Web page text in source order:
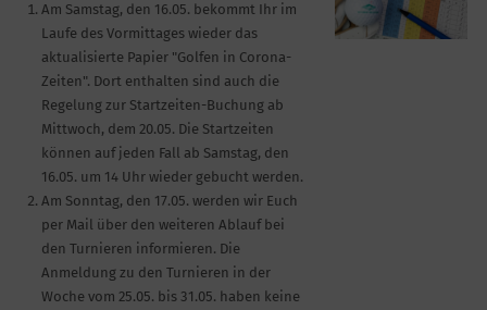
Am Samstag, den 16.05. bekommt Ihr im
Laufe des Vormittages wieder das
aktualisierte Papier "Golfen in Corona-
Zeiten". Dort enthalten sind auch die
Regelung zur Startzeiten-Buchung ab
Mittwoch, dem 20.05. Die Startzeiten
können auf jeden Fall ab Samstag, den
16.05. um 14 Uhr wieder gebucht werden.
Am Sonntag, den 17.05. werden wir Euch
per Mail über den weiteren Ablauf bei
den Turnieren informieren. Die
Anmeldung zu den Turnieren in der
Woche vom 25.05. bis 31.05. haben keine